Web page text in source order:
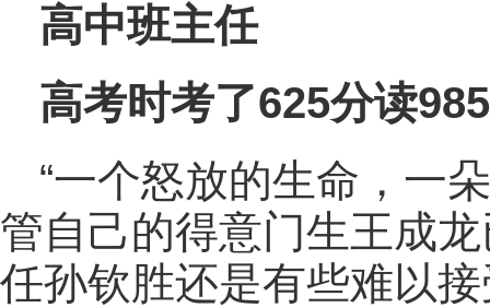
高中班主任
高考时考了625分读
“一个怒放的生命，一
管自己的得意门生王成
任孙钦胜还是有些难以